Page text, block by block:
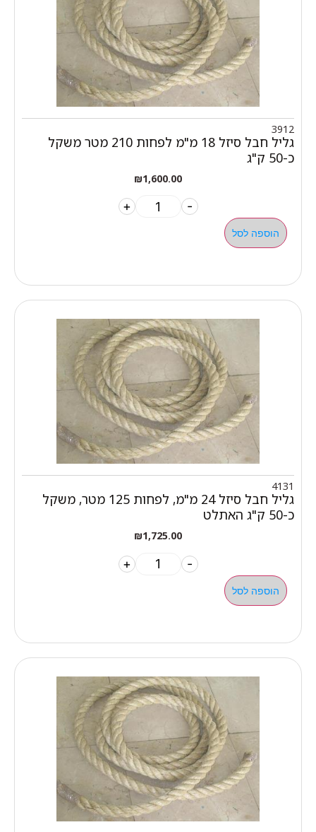
3912
גליל חבל סיזל 18 מ"מ לפחות 210 מטר משקל
כ-50 ק"ג
₪1,600.00
-
+
הוספה לסל
4131
גליל חבל סיזל 24 מ"מ, לפחות 125 מטר, משקל
כ-50 ק"ג האתלט
₪1,725.00
-
+
הוספה לסל